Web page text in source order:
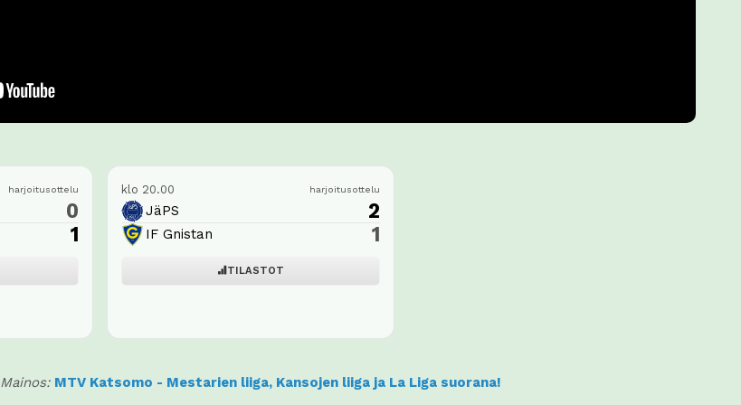
harjoitusottelu
0
1
klo 20.00 harjoitusottelu
JäPS 2
IF Gnistan 1
TILASTOT
Mainos: MTV Katsomo - Mestarien liiga, Kansojen liiga ja La Liga suorana!